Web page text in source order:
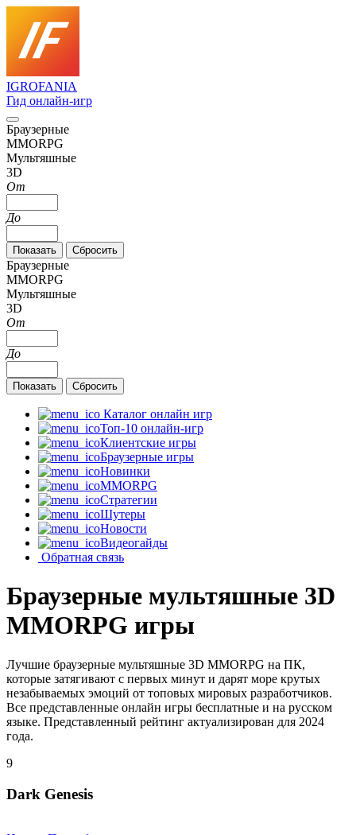
IGROFANIA
Гид онлайн-игр
Браузерные
MMORPG
Мультяшные
3D
От
До
Браузерные
MMORPG
Мультяшные
3D
От
До
Каталог онлайн игр
Топ-10 онлайн-игр
Клиентские игры
Браузерные игры
Новинки
MMORPG
Стратегии
Шутеры
Новости
Видеогайды
Обратная связь
Браузерные мультяшные 3D
MMORPG игры
Лучшие браузерные мультяшные 3D MMORPG на ПК,
которые затягивают с первых минут и дарят море крутых
незабываемых эмоций от топовых мировых разработчиков.
Все представленные онлайн игры бесплатные и на русском
языке. Представленный рейтинг актуализирован для 2024
года.
9
Dark Genesis